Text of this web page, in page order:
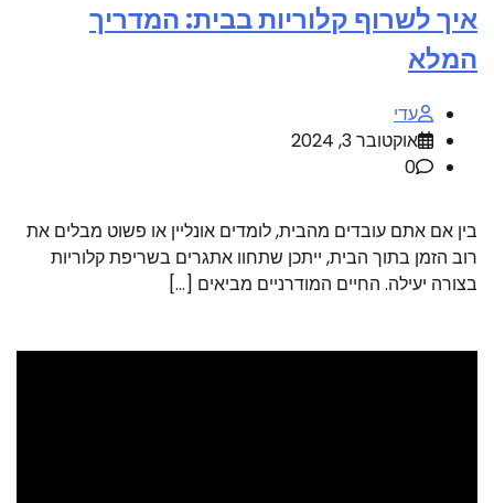
איך לשרוף קלוריות בבית: המדריך
המלא
עדי
אוקטובר 3, 2024
0
בין אם אתם עובדים מהבית, לומדים אונליין או פשוט מבלים את
רוב הזמן בתוך הבית, ייתכן שתחוו אתגרים בשריפת קלוריות
בצורה יעילה. החיים המודרניים מביאים […]